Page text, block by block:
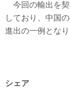
今回の輸出を契
しており、中国
進出の一例となり
シェア